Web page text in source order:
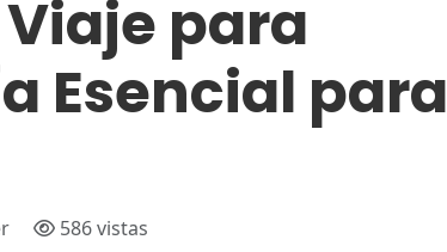
para
Esencial para
586 vistas